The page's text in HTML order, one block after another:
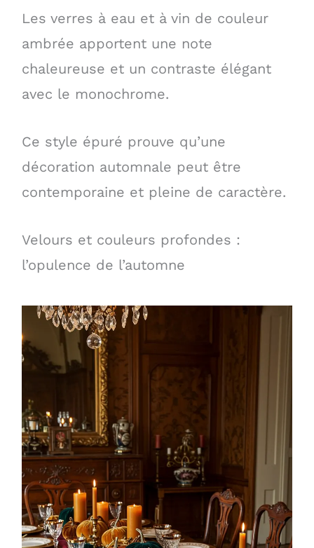
Les verres à eau et à vin de couleur
ambrée apportent une note
chaleureuse et un contraste élégant
avec le monochrome.
Ce style épuré prouve qu’une
décoration automnale peut être
contemporaine et pleine de caractère.
Velours et couleurs profondes :
l’opulence de l’automne